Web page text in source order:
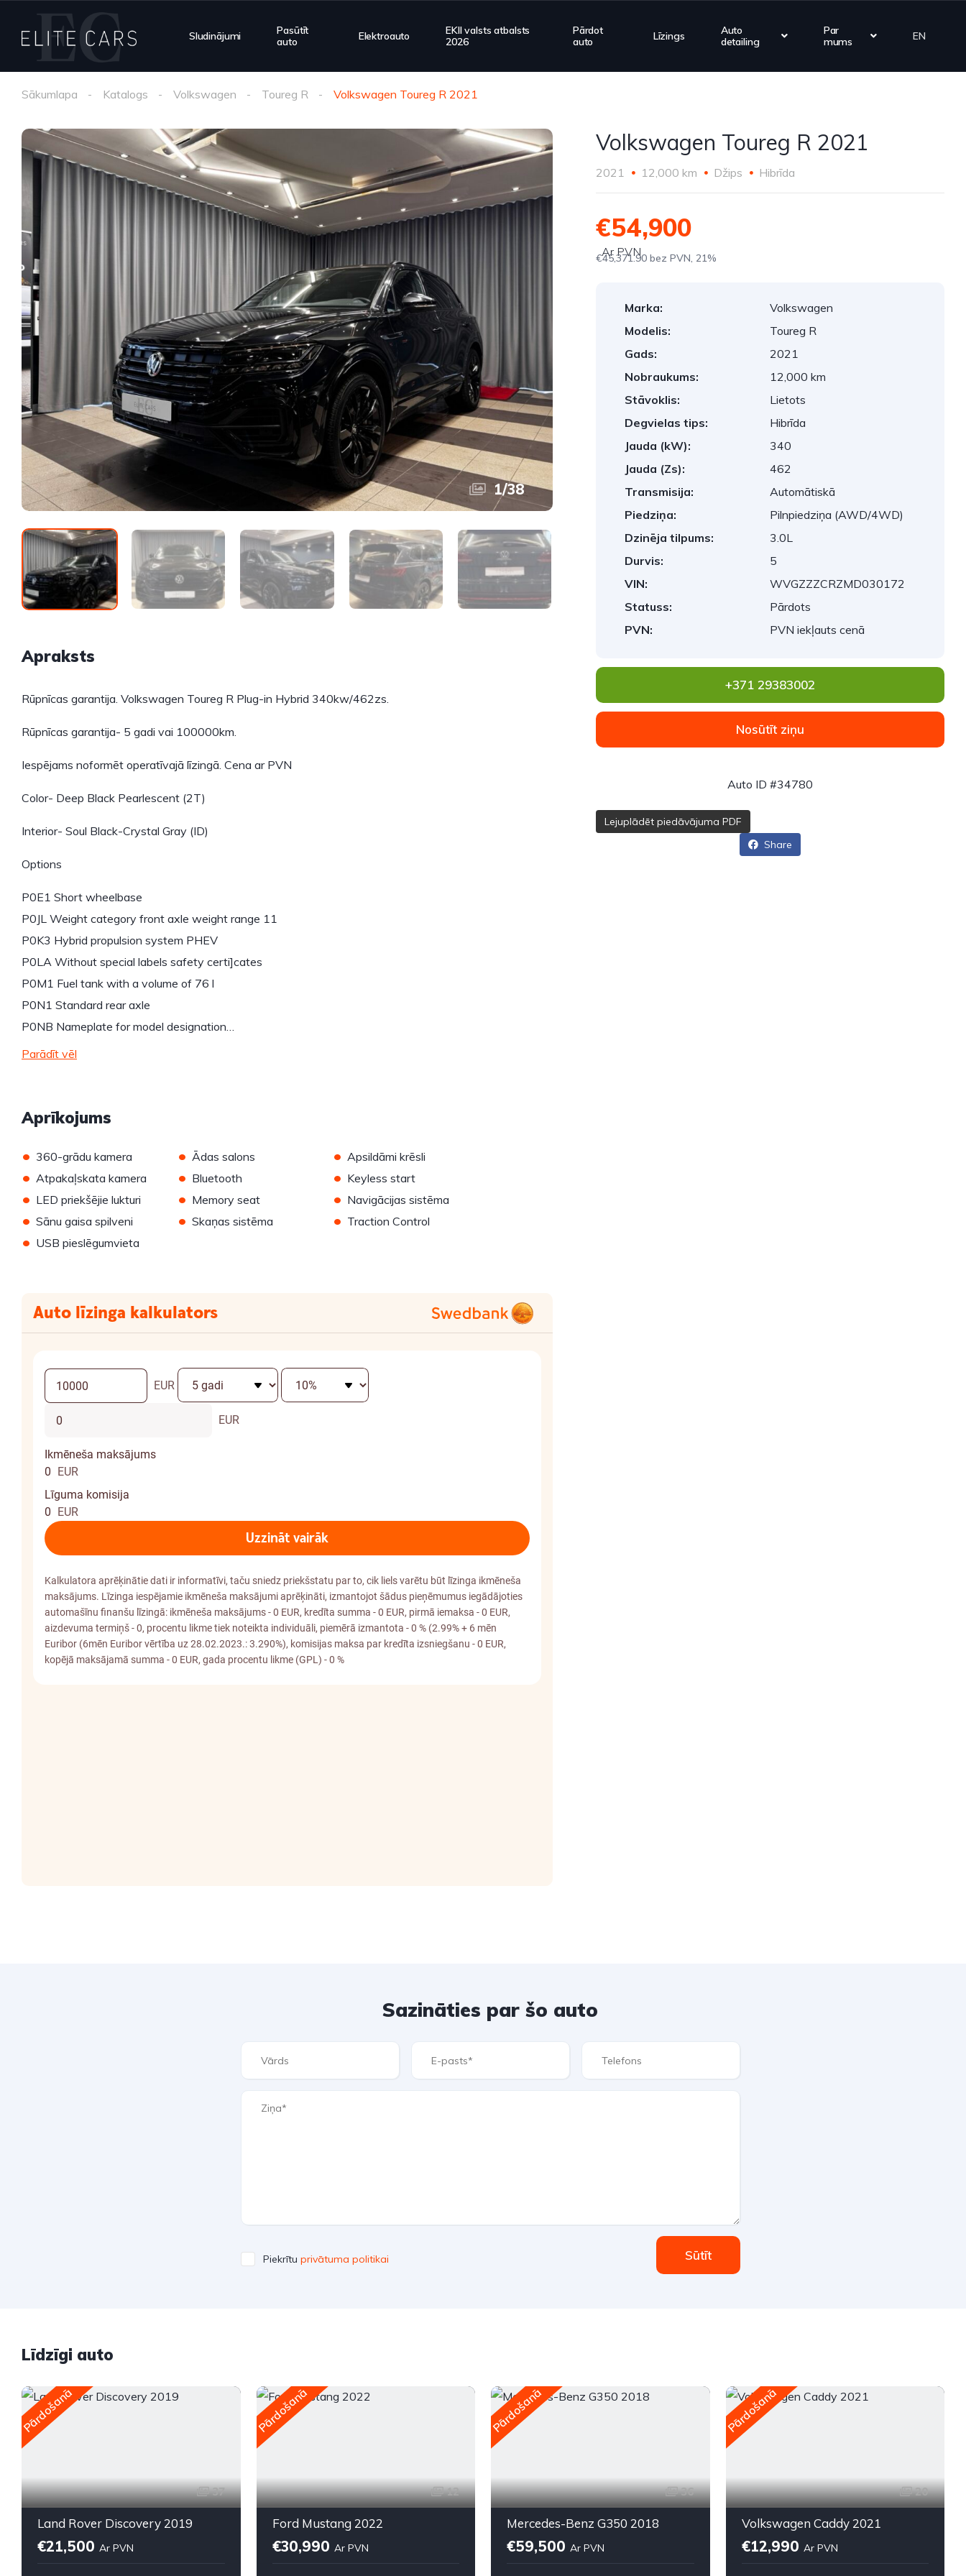
Sludinājumi
Pasūtīt
auto
Elektroauto
EKII valsts atbalsts
2026
Pārdot
auto
Līzings
Auto
detailing
Par
mums
EN
Sākumlapa Katalogs Volkswagen Toureg R Volkswagen Toureg R 2021
1/38
Apraksts
Rūpnīcas garantija. Volkswagen Toureg R Plug-in Hybrid 340kw/462zs.
Rūpnīcas garantija- 5 gadi vai 100000km.
Iespējams noformēt operatīvajā līzingā. Cena ar PVN
Color- Deep Black Pearlescent (2T)
Interior- Soul Black-Crystal Gray (ID)
Options
P0E1 Short wheelbase
P0JL Weight category front axle weight range 11
P0K3 Hybrid propulsion system PHEV
P0LA Without special labels safety certi]cates
P0M1 Fuel tank with a volume of 76 l
P0N1 Standard rear axle
P0NB Nameplate for model designation…
Parādīt vēl
Aprīkojums
• 360-grādu kamera • Ādas salons • Apsildāmi krēsli
• Atpakaļskata kamera • Bluetooth • Keyless start
• LED priekšējie lukturi • Memory seat • Navigācijas sistēma
• Sānu gaisa spilveni • Skaņas sistēma • Traction Control
• USB pieslēgumvieta
Volkswagen Toureg R 2021
2021 12,000 km Džips Hibrīda
€54,900
Ar PVN
€45,371.90 bez PVN, 21%
Marka:
Volkswagen
Modelis:
Toureg R
Gads:
2021
Nobraukums:
12,000 km
Stāvoklis:
Lietots
Degvielas tips:
Hibrīda
Jauda (kW):
340
Jauda (Zs):
462
Transmisija:
Automātiskā
Piedziņa:
Pilnpiedziņa (AWD/4WD)
Dzinēja tilpums:
3.0L
Durvis:
5
VIN:
WVGZZZCRZMD030172
Statuss:
Pārdots
PVN:
PVN iekļauts cenā
+371 29383002
Nosūtīt ziņu
Auto ID #34780
Lejuplādēt piedāvājuma PDF
Share
Sazināties par šo auto
Piekrītu privātuma politikai Sūtīt
Līdzīgi auto
Pārdošanā
37
Land Rover Discovery 2019
€21,500 Ar PVN
Pārdošanā
12
Ford Mustang 2022
€30,990 Ar PVN
Pārdošanā
36
Mercedes-Benz G350 2018
€59,500 Ar PVN
Pārdošanā
20
Volkswagen Caddy 2021
€12,990 Ar PVN